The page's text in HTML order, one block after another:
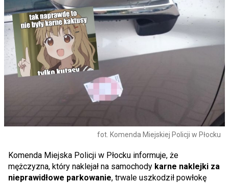
fot. Komenda Miejskiej Policji w Płocku
Komenda Miejska Policji w Płocku informuje, że
mężczyzna, który naklejał na samochody karne naklejki za
nieprawidłowe parkowanie, trwale uszkodził powłokę